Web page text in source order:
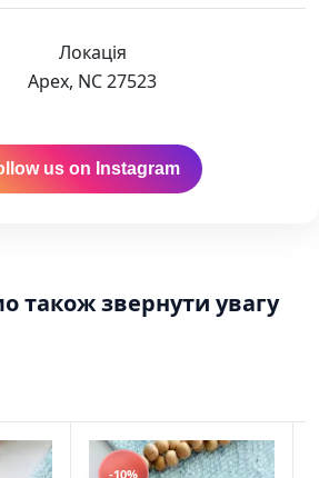
Ваше замовлення буде
FedEx по США та Канаді.
Книга 1 Дебра Вебб
Локація
Apex, NC 27523
us on Instagram
також звернути увагу
-10%